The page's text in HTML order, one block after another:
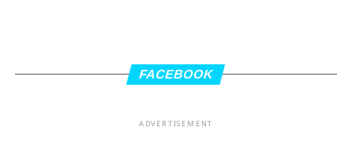
FACEBOOK
ADVERTISEMENT